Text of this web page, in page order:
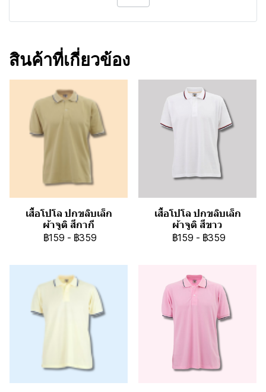
สินค้าที่เกี่ยวข้อง
เสื้อโปโล ปกขลิบเล็ก
ผ้าจูติ สีกากี
฿159 - ฿359
เสื้อโปโล ปกขลิบเล็ก
ผ้าจูติ สีขาว
฿159 - ฿359